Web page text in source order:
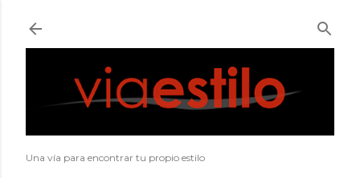
Una vía para encontrar tu propio estilo